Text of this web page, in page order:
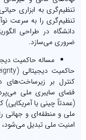
تنظیم‌گری به ابزاری
تنظیم‌گری را به سرعت
دانشگاه در طراحی
ضروری می‌سازد.
مساله حاکمیت
کنترل بر زیرساخت‌های
فضای سایبری ملی
(عمدتاً چینی یا
ملی و منطقه‌ای و جهانی
امنیت ملی تبدیل